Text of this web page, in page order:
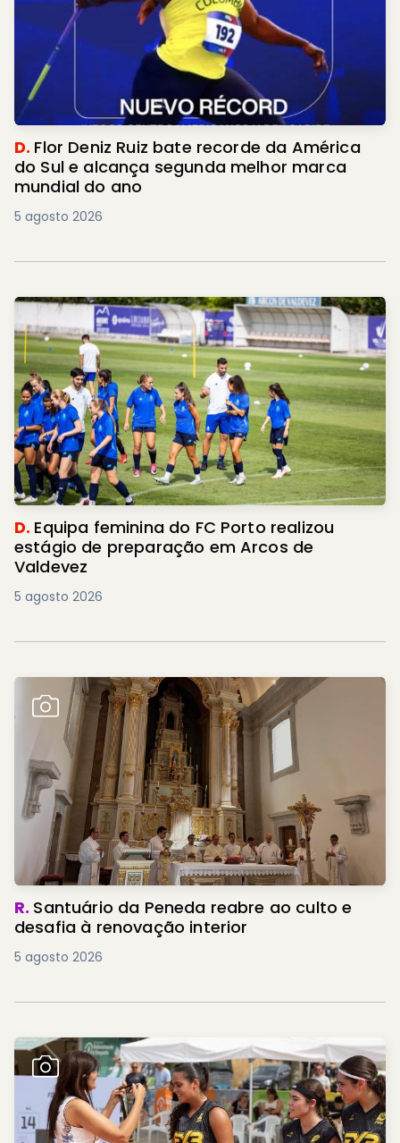
D. Flor Deniz Ruiz bate recorde da América
do Sul e alcança segunda melhor marca
mundial do ano
5 agosto 2026
D. Equipa feminina do FC Porto realizou
estágio de preparação em Arcos de
Valdevez
5 agosto 2026
R. Santuário da Peneda reabre ao culto e
desafia à renovação interior
5 agosto 2026